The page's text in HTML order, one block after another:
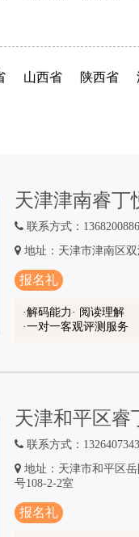
山西省 陕西省
天津津南睿丁
联系方式：
地址：天津市津南区
报名礼
解码能力· 阅读理解
一对一客观评测服务
天津和平区睿
联系方式：
地址：天津市和平区
号108-2-2室
报名礼